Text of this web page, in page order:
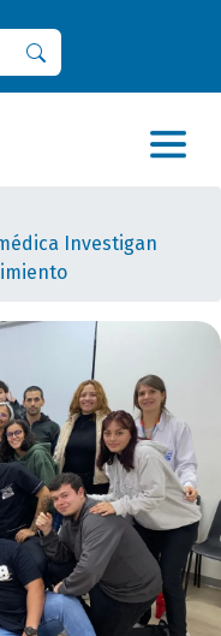
Investigan